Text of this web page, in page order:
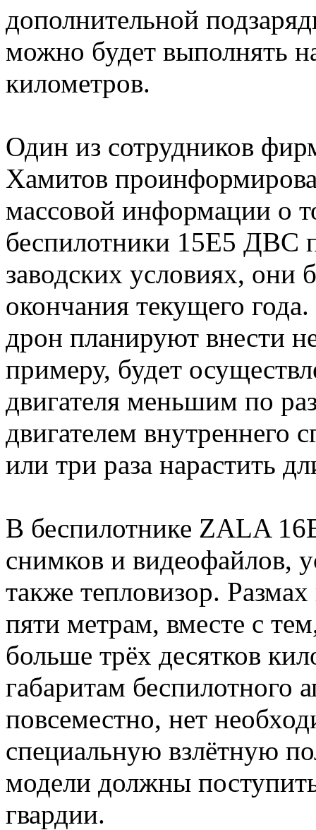
дополнительной
можно будет выполнять
километров.
Один из сотрудников
Хамитов
массовой информации о
беспилотники 15Е5 ДВС
заводских условиях, они
окончания текущего
дрон планируют внести
примеру, будет
двигателя меньшим по
двигателем внутреннего
или три раза нарастить
В беспилотнике ZALA
снимков и видеофайлов,
также тепловизор.
пяти метрам, вместе с
больше трёх десятков
габаритам беспилотного
повсеместно, нет
специальную взлётную
модели должны
гвардии.